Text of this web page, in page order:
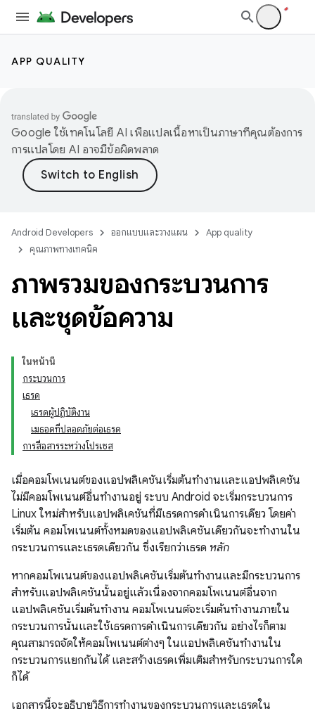
APP QUALITY
Google ใช้เทคโนโลยี AI เพื่อแปลเนื้อหาเป็นภาษาที่คุณต้องการ
การแปลโดย AI อาจมีข้อผิดพลาด
Android Developers ออกแบบและวางแผน
App quality
คุณภาพทางเทคนิค
ภาพรวมของกระบวนการ
และชุดข้อความ
ในหน้านี้
กระบวนการ
เธรด
เธรดผู้ปฏิบัติงาน
เมธอดที่ปลอดภัยต่อเธรด
การสื่อสารระหว่างโปรเซส
เมื่อคอมโพเนนต์ของแอปพลิเคชันเริ่มต้นทำงานและแอปพลิเคชัน
ไม่มีคอมโพเนนต์อื่นทำงานอยู่ ระบบ Android จะเริ่มกระบวนการ
Linux ใหม่สำหรับแอปพลิเคชันที่มีเธรดการดำเนินการเดียว โดยค่า
เริ่มต้น คอมโพเนนต์ทั้งหมดของแอปพลิเคชันเดียวกันจะทำงานใน
กระบวนการและเธรดเดียวกัน ซึ่งเรียกว่าเธรด หลัก
หากคอมโพเนนต์ของแอปพลิเคชันเริ่มต้นทำงานและมีกระบวนการ
สำหรับแอปพลิเคชันนั้นอยู่แล้วเนื่องจากคอมโพเนนต์อื่นจาก
แอปพลิเคชันเริ่มต้นทำงาน คอมโพเนนต์จะเริ่มต้นทำงานภายใน
กระบวนการนั้นและใช้เธรดการดำเนินการเดียวกัน อย่างไรก็ตาม
คุณสามารถจัดให้คอมโพเนนต์ต่างๆ ในแอปพลิเคชันทำงานใน
กระบวนการแยกกันได้ และสร้างเธรดเพิ่มเติมสำหรับกระบวนการใด
ก็ได้
เอกสารนี้จะอธิบายวิธีการทำงานของกระบวนการและเธรดใน